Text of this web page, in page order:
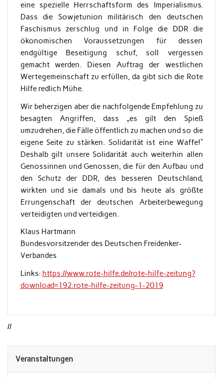
eine spezielle Herrschaftsform des Imperialismus.
Dass die Sowjetunion militärisch den deutschen
Faschismus zerschlug und in Folge die DDR die
ökonomischen Voraussetzungen für dessen
endgültige Beseitigung schuf, soll vergessen
gemacht werden. Diesen Auftrag der westlichen
Wertegemeinschaft zu erfüllen, da gibt sich die Rote
Hilfe redlich Mühe.
Wir beherzigen aber die nachfolgende Empfehlung zu
besagten Angriffen, dass „es gilt den Spieß
umzudrehen, die Fälle öffentlich zu machen und so die
eigene Seite zu stärken. Solidarität ist eine Waffe!“
Deshalb gilt unsere Solidarität auch weiterhin allen
Genossinnen und Genossen, die für den Aufbau und
den Schutz der DDR, des besseren Deutschland,
wirkten und sie damals und bis heute als größte
Errungenschaft der deutschen Arbeiterbewegung
verteidigten und verteidigen.
Klaus Hartmann
Bundesvorsitzender des Deutschen Freidenker-
Verbandes
Links: https://www.rote-hilfe.de/rote-hilfe-zeitung?
download=192:rote-hilfe-zeitung-1-2019
//
Veranstaltungen